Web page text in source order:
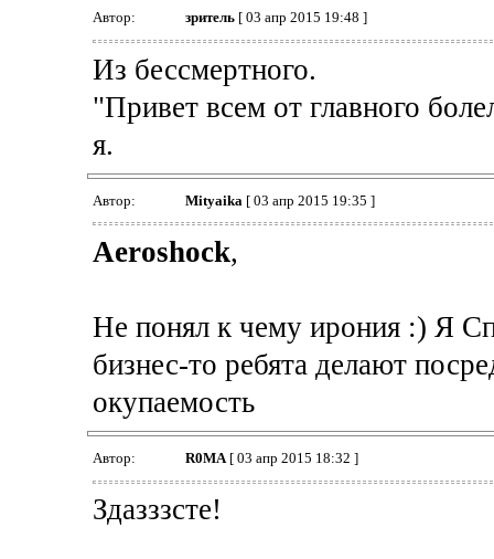
Автор: зpитель[ 03 апр 2015 19:48 ]
Из бессмертного.
"Привет всем от главного
я.
Автор: Mityaika [ 03 апр 2015 19:35 ]
Aeroshock,
Не понял к чему ирония :) Я
бизнес-то ребята делают
окупаемость
Автор: R0MA[ 03 апр 2015 18:32 ]
Здазззсте!